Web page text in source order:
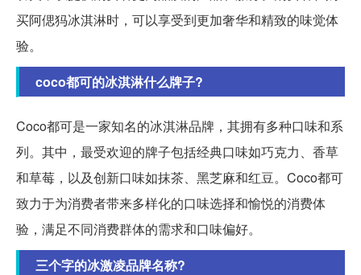
买阿偲犸冰淇淋时，可以享受到更加奢华和精致的味觉体
验。
coco都可的冰淇淋什么牌子?
Coco都可是一家知名的冰淇淋品牌，其拥有多种口味和系
列。其中，最受欢迎的牌子包括经典口味如巧克力、香草
和草莓，以及创新口味如抹茶、黑芝麻和红豆。Coco都可
致力于为消费者带来多样化的口味选择和愉悦的消费体
验，满足不同消费群体的需求和口味偏好。
三个字的冰激凌品牌名称?